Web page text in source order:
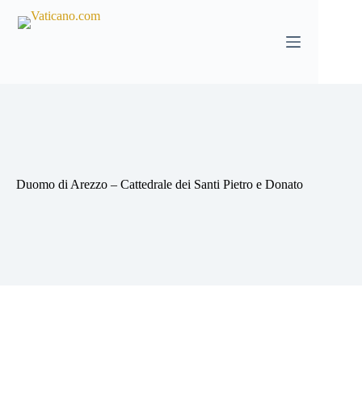
Duomo di Arezzo – Cattedrale dei Santi Pietro e Donato